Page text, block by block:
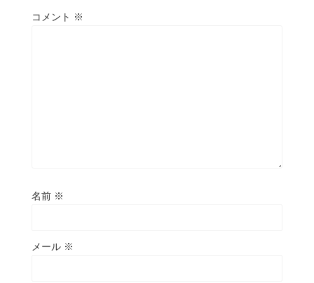
コメント ※
名前 ※
メール ※